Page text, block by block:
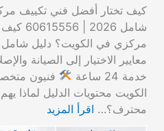
كيف تختار أفضل فني تكييف
شامل
معايير الاختيار إلى الصيانة
خدمة 24 ساعة
فنيون
الكويت محتويات الدليل لماذا
محترف؟… اقرأ المزيد